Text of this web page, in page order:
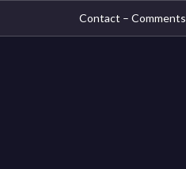
Contact – Comments